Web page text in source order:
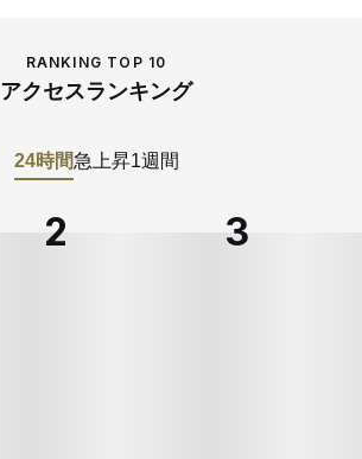
RANKING TOP 10
アクセスランキング
24時間急上昇1週間